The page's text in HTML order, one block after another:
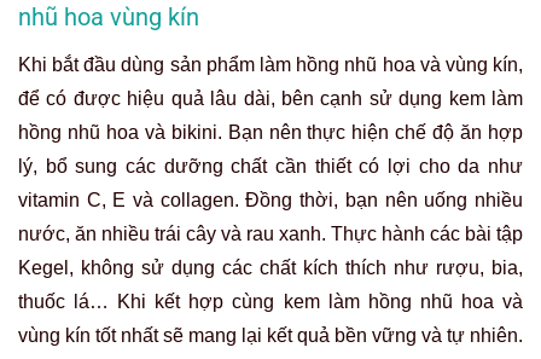
nhũ hoa vùng kín
Khi bắt đầu dùng sản phẩm làm hồng nhũ hoa và vùng kín,
để có được hiệu quả lâu dài, bên cạnh sử dụng kem làm
hồng nhũ hoa và bikini. Bạn nên thực hiện chế độ ăn hợp
lý, bổ sung các dưỡng chất cần thiết có lợi cho da như
vitamin C, E và collagen. Đồng thời, bạn nên uống nhiều
nước, ăn nhiều trái cây và rau xanh. Thực hành các bài tập
Kegel, không sử dụng các chất kích thích như rượu, bia,
thuốc lá… Khi kết hợp cùng kem làm hồng nhũ hoa và
vùng kín tốt nhất sẽ mang lại kết quả bền vững và tự nhiên.